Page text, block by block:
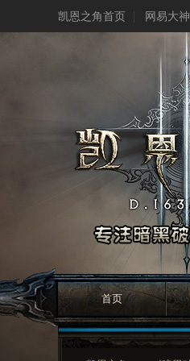
凯恩之角首页 网易大神
首页